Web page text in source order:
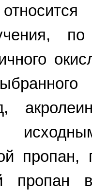
пропан